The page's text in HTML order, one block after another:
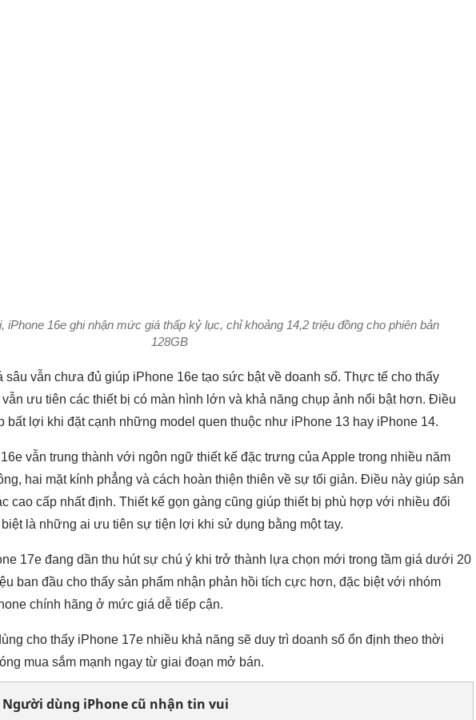
iPhone 16e ghi nhận mức giá thấp kỷ lục, chỉ khoảng 14,2 triệu đồng cho phiên bản
128GB
sâu vẫn chưa đủ giúp iPhone 16e tạo sức bật về doanh số. Thực tế cho thấy
ưu tiên các thiết bị có màn hình lớn và khả năng chụp ảnh nổi bật hơn. Điều
bất lợi khi đặt cạnh những model quen thuộc như iPhone 13 hay iPhone 14.
vẫn trung thành với ngôn ngữ thiết kế đặc trưng của Apple trong nhiều năm
hai mặt kính phẳng và cách hoàn thiện thiên về sự tối giản. Điều này giúp sản
cao cấp nhất định. Thiết kế gọn gàng cũng giúp thiết bị phù hợp với nhiều đối
là những ai ưu tiên sự tiện lợi khi sử dụng bằng một tay.
17e đang dần thu hút sự chú ý khi trở thành lựa chọn mới trong tầm giá dưới 20
ban đầu cho thấy sản phẩm nhận phản hồi tích cực hơn, đặc biệt với nhóm
chính hãng ở mức giá dễ tiếp cận.
cho thấy iPhone 17e nhiều khả năng sẽ duy trì doanh số ổn định theo thời
mua sắm mạnh ngay từ giai đoạn mở bán.
Người dùng iPhone cũ nhận tin vui